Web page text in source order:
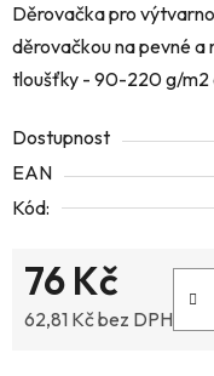
Děrovačka pro
děrovačkou na pevné a
tloušťky - 90-220 g/m2
Dostupnost
EAN
Kód:
76 Kč
62,81 Kč bez DPH